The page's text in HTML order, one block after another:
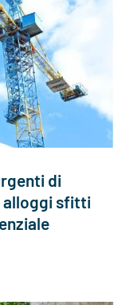
di
alloggi sfitti